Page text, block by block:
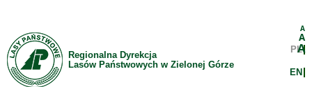
Regionalna Dyrekcja
Lasów Państwowych w Zielonej Górze
A
A
A
PL
EN